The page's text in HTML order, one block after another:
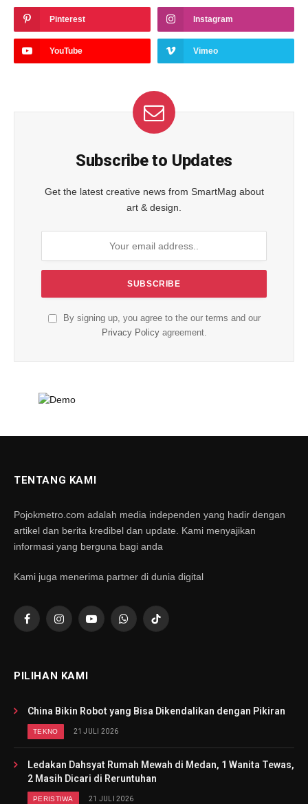
Pinterest Instagram
YouTube Vimeo
Subscribe to Updates
Get the latest creative news from SmartMag about
art & design.
By signing up, you agree to the our terms and our
Privacy Policyagreement.
TENTANG KAMI
Pojokmetro.com adalah media independen yang hadir dengan
artikel dan berita kredibel dan update. Kami menyajikan
informasi yang berguna bagi anda
Kami juga menerima partner di dunia digital
FacebookInstagramYouTubeWhatsAppTikTok
PILIHAN KAMI
China Bikin Robot yang Bisa Dikendalikan dengan Pikiran
TEKNO 21 JULI 2026
Ledakan Dahsyat Rumah Mewah di Medan, 1 Wanita Tewas,
2 Masih Dicari di Reruntuhan
PERISTIWA 21 JULI 2026